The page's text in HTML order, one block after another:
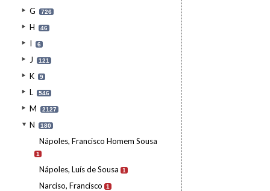
G 726
H 46
I 6
J 121
K 9
L 546
M 2127
N 180
Nápoles, Francisco Homem Sousa
1
Nápoles, Luís de Sousa 1
Narciso, Francisco 1